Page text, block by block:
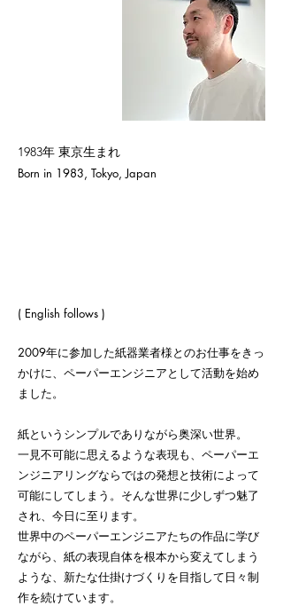
1983年 東京生まれ
Born in 1983, Tokyo, Japan
( English follows )
2009年に参加した紙器業者様とのお仕事をきっ
かけに、ペーパーエンジニアとして活動を始め
ました。
紙というシンプルでありながら奥深い世界。
一見不可能に思えるような表現も、ペーパーエ
ンジニアリングならではの発想と技術によって
可能にしてしまう。そんな世界に少しずつ魅了
され、今日に至ります。
世界中のペーパーエンジニアたちの作品に学び
ながら、紙の表現自体を根本から変えてしまう
ような、新たな仕掛けづくりを目指して日々制
作を続けています。